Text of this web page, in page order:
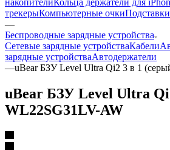
накопителиКольца держатели для
трекерыКомпьютерные очкиПодставки
—
Беспроводные зарядные устройства
Сетевые зарядные устройстваКабели
зарядные устройстваАвтодержатели
—uBear БЗУ Level Ultra Qi2 3 в 1
uBear БЗУ Level Ultra
WL22SG31LV-AW